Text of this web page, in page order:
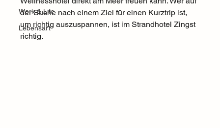
Work & Life
Lebensart
der Suche nach einem Ziel für einen Kurztrip ist,
um richtig auszuspannen, ist im Strandhotel Zingst
richtig.